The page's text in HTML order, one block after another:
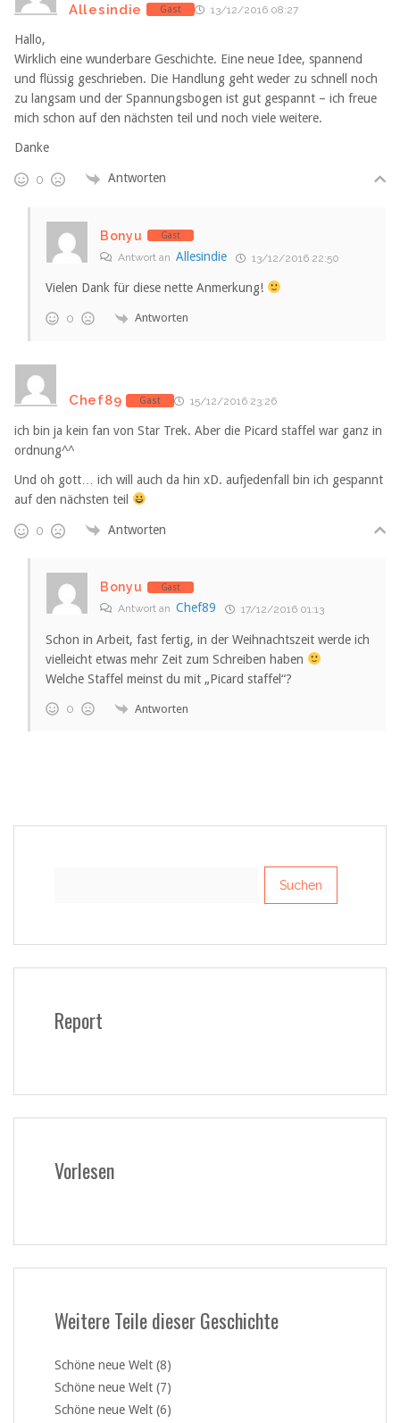
Allesindie Gast 13/12/2016 08:27
Hallo,
Wirklich eine wunderbare Geschichte. Eine neue Idee, spannend
und flüssig geschrieben. Die Handlung geht weder zu schnell noch
zu langsam und der Spannungsbogen ist gut gespannt – ich freue
mich schon auf den nächsten teil und noch viele weitere.
Danke
0 Antworten
Bonyu Gast
Antwort an Allesindie 13/12/2016 22:50
Vielen Dank für diese nette Anmerkung!
0 Antworten
Chef89 Gast 15/12/2016 23:26
ich bin ja kein fan von Star Trek. Aber die Picard staffel war ganz in
ordnung^^
Und oh gott… ich will auch da hin xD. aufjedenfall bin ich gespannt
auf den nächsten teil
0 Antworten
Bonyu Gast
Antwort an Chef89 17/12/2016 01:13
Schon in Arbeit, fast fertig, in der Weihnachtszeit werde ich
vielleicht etwas mehr Zeit zum Schreiben haben
Welche Staffel meinst du mit „Picard staffel“?
0 Antworten
Report
Vorlesen
Weitere Teile dieser Geschichte
Schöne neue Welt (8)
Schöne neue Welt (7)
Schöne neue Welt (6)